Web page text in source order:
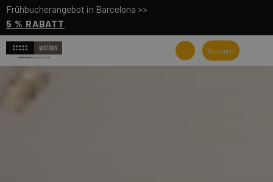
Frühbucherangebot in Barcelona >>
5 % RABATT
Buchen